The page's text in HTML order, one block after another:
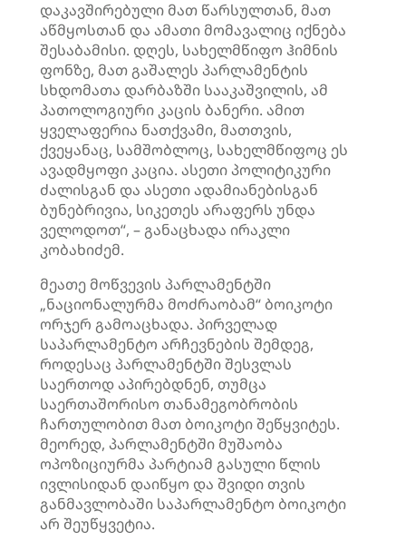
დაკავშირებული მათ წარსულთან, მათ
აწმყოსთან და ამათი მომავალიც იქნება
შესაბამისი. დღეს, სახელმწიფო ჰიმნის
ფონზე, მათ გაშალეს პარლამენტის
სხდომათა დარბაზში სააკაშვილის, ამ
პათოლოგიური კაცის ბანერი. ამით
ყველაფერია ნათქვამი, მათთვის,
ქვეყანაც, სამშობლოც, სახელმწიფოც ეს
ავადმყოფი კაცია. ასეთი პოლიტიკური
ძალისგან და ასეთი ადამიანებისგან
ბუნებრივია, სიკეთეს არაფერს უნდა
ველოდოთ“, – განაცხადა ირაკლი
კობახიძემ.
მეათე მოწვევის პარლამენტში
„ნაციონალურმა მოძრაობამ“ ბოიკოტი
ორჯერ გამოაცხადა. პირველად
საპარლამენტო არჩევნების შემდეგ,
როდესაც პარლამენტში შესვლას
საერთოდ აპირებდნენ, თუმცა
საერთაშორისო თანამეგობრობის
ჩართულობით მათ ბოიკოტი შეწყვიტეს.
მეორედ, პარლამენტში მუშაობა
ოპოზიციურმა პარტიამ გასული წლის
ივლისიდან დაიწყო და შვიდი თვის
განმავლობაში საპარლამენტო ბოიკოტი
არ შეუწყვეტია.